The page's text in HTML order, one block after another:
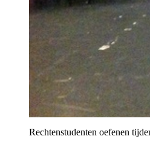
Rechtenstudenten oefenen